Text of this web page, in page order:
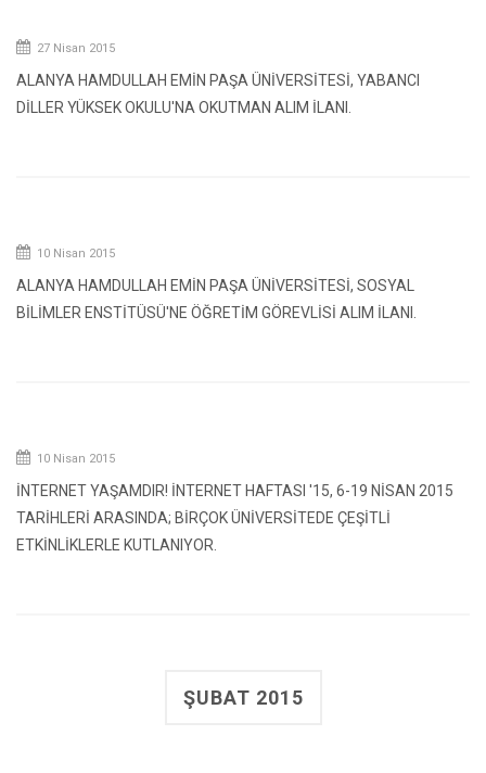
27 Nisan 2015
ALANYA HAMDULLAH EMİN PAŞA ÜNİVERSİTESİ, YABANCI
DİLLER YÜKSEK OKULU'NA OKUTMAN ALIM İLANI.
10 Nisan 2015
ALANYA HAMDULLAH EMİN PAŞA ÜNİVERSİTESİ, SOSYAL
BİLİMLER ENSTİTÜSÜ'NE ÖĞRETİM GÖREVLİSİ ALIM İLANI.
10 Nisan 2015
İNTERNET YAŞAMDIR! İNTERNET HAFTASI '15, 6-19 NİSAN 2015
TARİHLERİ ARASINDA; BİRÇOK ÜNİVERSİTEDE ÇEŞİTLİ
ETKİNLİKLERLE KUTLANIYOR.
ŞUBAT 2015